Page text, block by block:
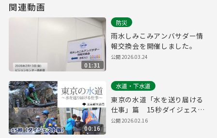
関連動画
01:31
防災
雨水しみこみアンバサダー情
報交換会を開催しました。
公開2026.03.24
00:16
水道・下水道
東京の水道「水を送り届ける
仕事」篇 15秒ダイジェスト
版
公開2026.02.16